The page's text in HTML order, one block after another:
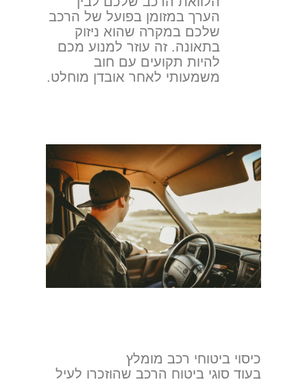
הערך במזומן בפועל של הרכב
שלכם במקרה שהוא ניזוק
בתאונה. זה עוזר למנוע מכם
להיות תקועים עם חוב
משמעותי לאחר אובדן מוחלט.
כיסוי ביטוחי רכב מומלץ
בעוד סוגי ביטוח הרכב שהוזכרו לעיל